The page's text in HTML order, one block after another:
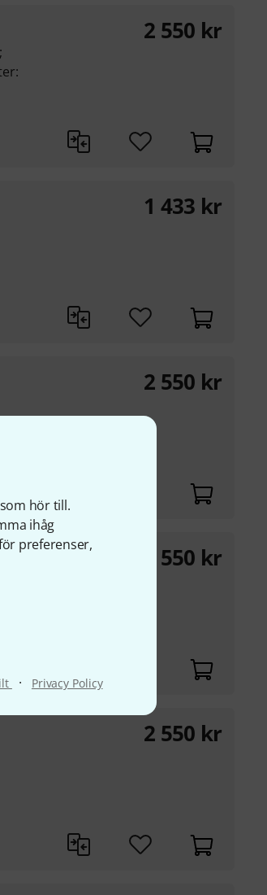
hör till.
ihåg
preferenser,
· Privacy Policy
2 550 kr
1 433 kr
2 550 kr
2 550 kr
2 550 kr